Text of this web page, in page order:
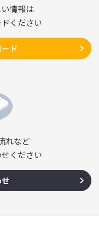
情報は
ください
ド
れなど
ください